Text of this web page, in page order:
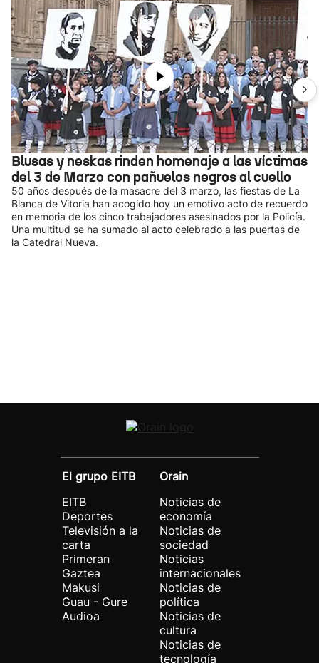
Blusas y neskas rinden homenaje a las víctimas
del 3 de Marzo con pañuelos negros al cuello
50 años después de la masacre del 3 marzo, las fiestas de La
Blanca de Vitoria han acogido hoy un emotivo acto de recuerdo
en memoria de los cinco trabajadores asesinados por la Policía.
Una multitud se ha sumado al acto celebrado a las puertas de
la Catedral Nueva.
El grupo EITB
EITB
Deportes
Televisión a la
carta
Primeran
Gaztea
Makusi
Guau - Gure
Audioa
Orain
Noticias de
economía
Noticias de
sociedad
Noticias
internacionales
Noticias de
política
Noticias de
cultura
Noticias de
tecnología